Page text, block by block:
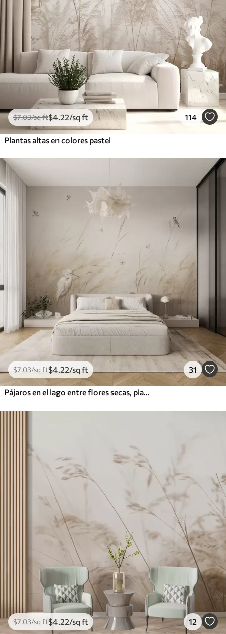
$7.03/sq ft$4 .22/sq ft 114
Plantas altas en colores pastel
$7.03/sq ft$4 .22/sq ft 31
$7.03/sq ft$4 .22/sq ft 12